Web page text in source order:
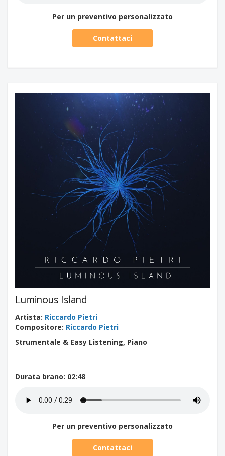
Per un preventivo personalizzato
Contattaci
Luminous Island
Artista: Riccardo Pietri
Compositore: Riccardo Pietri
Strumentale & Easy Listening, Piano
Durata brano: 02:48
Per un preventivo personalizzato
Contattaci